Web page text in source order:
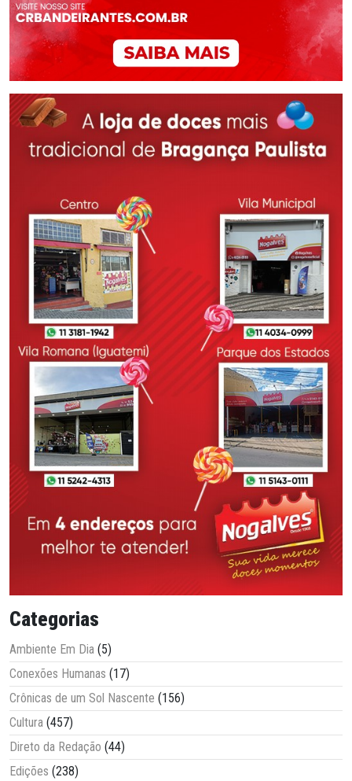
Categorias
Ambiente Em Dia (5)
Conexões Humanas (17)
Crônicas de um Sol Nascente (156)
Cultura (457)
Direto da Redação (44)
Edições (238)